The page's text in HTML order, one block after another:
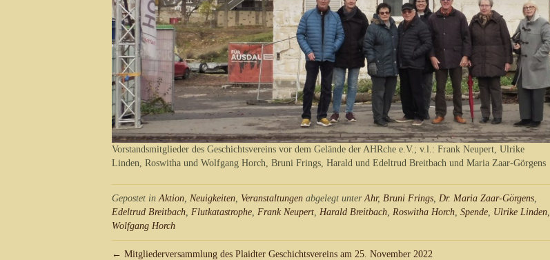
Vorstandsmitglieder des Geschichtsvereins vor dem Gelände der AHRche e.V.; v.l.: Frank Neupert, Ulrike
Linden, Roswitha und Wolfgang Horch, Bruni Frings, Harald und Edeltrud Breitbach und Maria Zaar-Görgens
Gepostet inAktion, Neuigkeiten, Veranstaltungen abgelegt unterAhr, Bruni Frings, Dr. Maria Zaar-Görgens,
Edeltrud Breitbach, Flutkatastrophe, Frank Neupert, Harald Breitbach, Roswitha Horch, Spende, Ulrike Linden,
Wolfgang Horch
← Mitgliederversammlung des Plaidter Geschichtsvereins am 25. November 2022